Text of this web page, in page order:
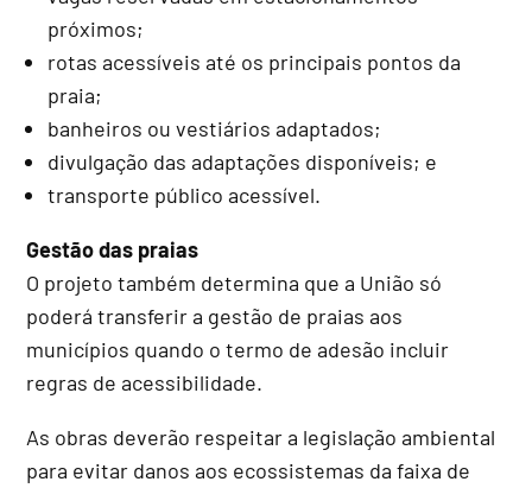
próximos;
rotas acessíveis até os principais pontos da
praia;
banheiros ou vestiários adaptados;
divulgação das adaptações disponíveis; e
transporte público acessível.
Gestão das praias
O projeto também determina que a União só
poderá transferir a gestão de praias aos
municípios quando o termo de adesão incluir
regras de acessibilidade.
As obras deverão respeitar a legislação ambiental
para evitar danos aos ecossistemas da faixa de